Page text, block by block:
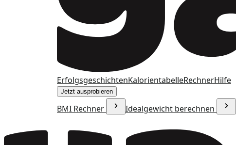
ErfolgsgeschichtenKalorientabelleRechnerHilfe
Jetzt ausprobieren
BMI Rechner Idealgewicht berechnen